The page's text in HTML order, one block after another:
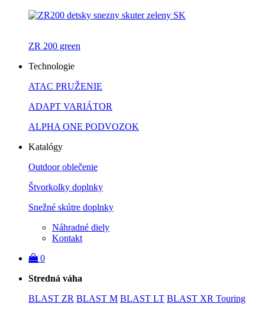
ZR 200 green
Technologie
ATAC PRUŽENIE
ADAPT VARIÁTOR
ALPHA ONE PODVOZOK
Katalógy
Outdoor oblečenie
Štvorkolky doplnky
Snežné skútre doplnky
Náhradné diely
Kontakt
0
Stredná váha
BLAST ZR BLAST M BLAST LT BLAST XR Touring